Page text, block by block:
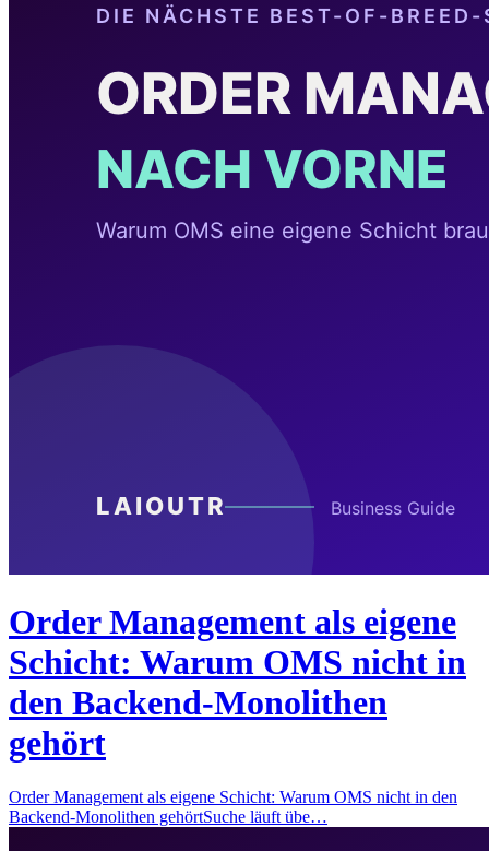
Order Management als eigene
Schicht: Warum OMS nicht in
den Backend-Monolithen
gehört
Order Management als eigene Schicht: Warum OMS nicht in den
Backend-Monolithen gehörtSuche läuft übe…